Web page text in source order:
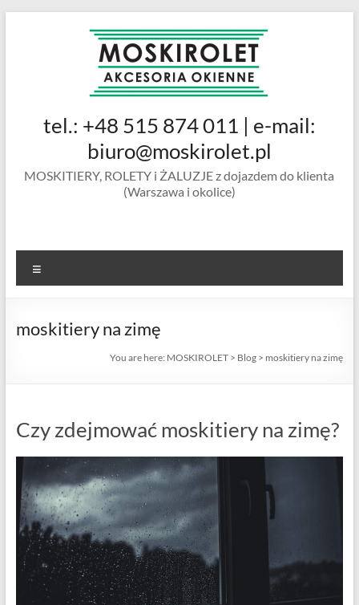
MOSKIROLET
siatki na
okienne |
ramkowe i
drzwiowe
tel.: +48 515 874 011 | e-mail:
biuro@moskirolet.pl
MOSKITIERY, ROLETY i ŻALUZJE z dojazdem do klienta
(Warszawa i okolice)
moskitiery na zimę
You are here: MOSKIROLET > Blog > moskitiery na zimę
Czy zdejmować moskitiery na zimę?